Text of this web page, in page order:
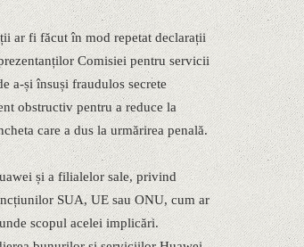
ar fi făcut în mod repetat declarații
Comisiei pentru servicii
a-și însuși fraudulos secrete
obstructiv pentru a reduce la
care a dus la urmărirea penală.
și a filialelor sale, privind
SUA, UE sau ONU, cum ar
scopul acelei implicări.